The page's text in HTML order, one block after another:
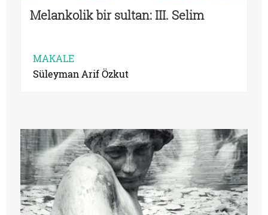
Melankolik bir sultan: III. Selim
MAKALE
Süleyman Arif Özkut